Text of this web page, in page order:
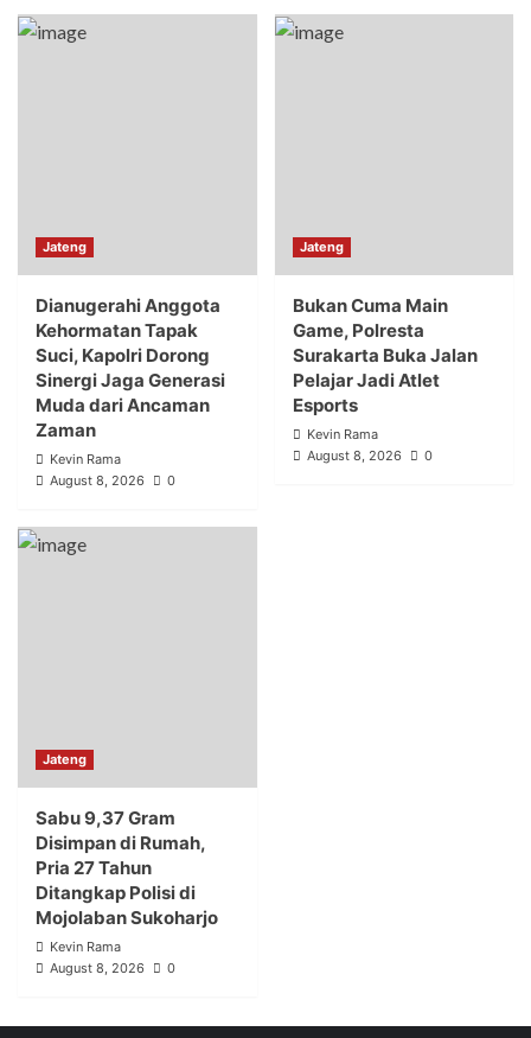
Jateng
Dianugerahi Anggota
Kehormatan Tapak
Suci, Kapolri Dorong
Sinergi Jaga Generasi
Muda dari Ancaman
Zaman
Kevin Rama
August 8, 2026
0
Jateng
Bukan Cuma Main
Game, Polresta
Surakarta Buka Jalan
Pelajar Jadi Atlet
Esports
Kevin Rama
August 8, 2026
0
Jateng
Sabu 9,37 Gram
Disimpan di Rumah,
Pria 27 Tahun
Ditangkap Polisi di
Mojolaban Sukoharjo
Kevin Rama
August 8, 2026
0